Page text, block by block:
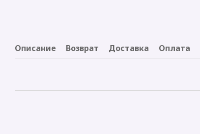
Описание Возврат Доставка Оплата